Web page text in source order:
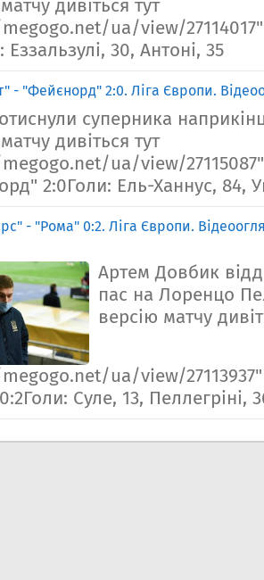
дивіться тут
ua/view/
Еззальзулі, 30, Антоні, 35
- "Фейєнорд" 2:0. Ліга Європи.
суперника
дивіться тут
ua/view/
2:0Голи: Ель-Ханнус, 84,
- "Рома" 0:2. Ліга Європи.
Артем Довбик
пас на Лоренцо
версію матчу
ua/view/
Суле, 13, Пеллегріні,